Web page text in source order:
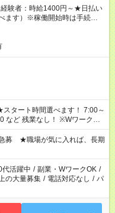
験者：時給1400円～★日払い
ます）※稼働開始時は手続き完
なし！ ※Wワークの
間超の就業はご案内できませ
勤務は社会保険への加入対象
い派遣の原則禁止）により、
難しい場合があります
募 ★職場が気に入れば、長期
代活躍中 / 副業・WワークOK /
の大量募集 / 電話対応なし / パ